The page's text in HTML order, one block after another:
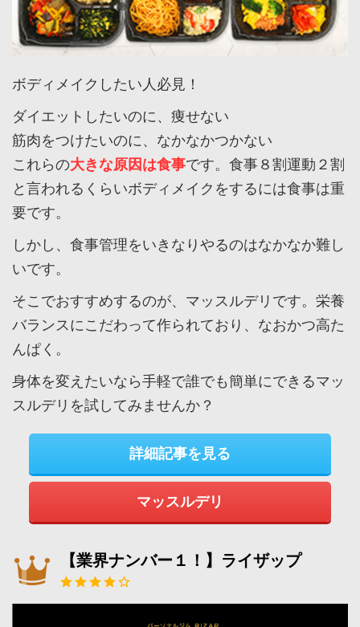
ボディメイクしたい人必見！
ダイエットしたいのに、痩せない
筋肉をつけたいのに、なかなかつかない
これらの大きな原因は食事です。食事８割運動２割
と言われるくらいボディメイクをするには食事は重
要です。
しかし、食事管理をいきなりやるのはなかなか難し
いです。
そこでおすすめするのが、マッスルデリです。栄養
バランスにこだわって作られており、なおかつ高た
んぱく。
身体を変えたいなら手軽で誰でも簡単にできるマッ
スルデリを試してみませんか？
詳細記事を見る
マッスルデリ
【業界ナンバー１！】ライザップ